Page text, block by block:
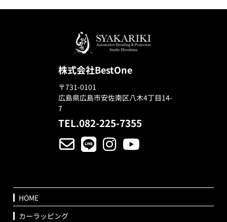
株式会社BestOne
〒731-0101
広島県広島市安佐南区八木4丁目14-
7
TEL.082-225-7355
HOME
カーラッピング